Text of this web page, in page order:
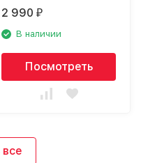
2 990₽
В наличии
Посмотреть
все